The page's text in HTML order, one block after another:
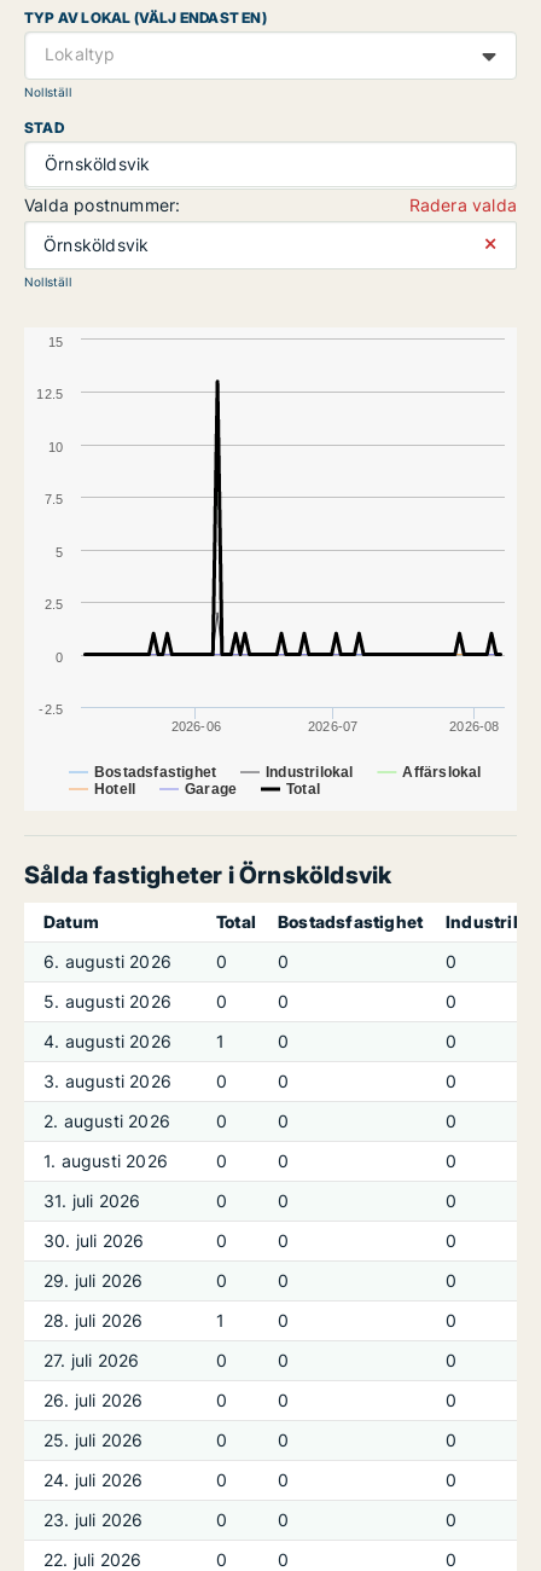
TYP AV LOKAL (VÄLJ ENDAST EN)
Lokaltyp
Nollställ
STAD
Örnsköldsvik
Valda postnummer:
Radera valda
Örnsköldsvik
⨯
Nollställ
Bostadsfastighet Industrilokal
Affärslokal
Hotell
Garage Total
2026-06 2026-07 2026-08
-2.5
0
2.5
5
7.5
10
12.5
15
Sålda fastigheter i Örnsköldsvik
Datum Total Bostadsfastighet
6. augusti 2026
0 0
0
5. augusti 2026
0 0
0
4. augusti 2026
1 0
0
3. augusti 2026
0 0
0
2. augusti 2026
0 0
0
1. augusti 2026
0 0
0
31. juli 2026
0 0
0
30. juli 2026
0 0
0
29. juli 2026
0 0
0
28. juli 2026
1 0
0
27. juli 2026
0 0
0
26. juli 2026
0 0
0
25. juli 2026
0 0
0
24. juli 2026
0 0
0
23. juli 2026
0 0
0
22. juli 2026
0 0
0